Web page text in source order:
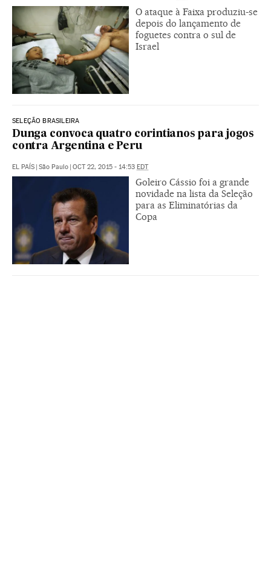
O ataque à Faixa produziu-se
depois do lançamento de
foguetes contra o sul de
Israel
SELEÇÃO BRASILEIRA
Dunga convoca quatro corintianos para jogos
contra Argentina e Peru
EL PAÍS | São Paulo | OCT 22, 2015 - 14:53 EDT
Goleiro Cássio foi a grande
novidade na lista da Seleção
para as Eliminatórias da
Copa